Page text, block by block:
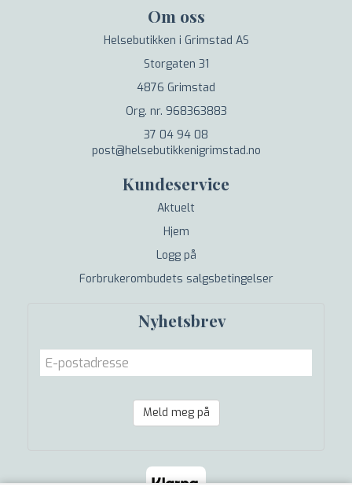
Om oss
Helsebutikken i Grimstad AS
Storgaten 31
4876 Grimstad
Org. nr. 968363883
37 04 94 08
post@helsebutikkenigrimstad.no
Kundeservice
Aktuelt
Hjem
Logg på
Forbrukerombudets salgsbetingelser
Nyhetsbrev
Meld meg på